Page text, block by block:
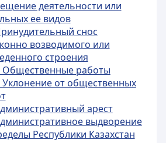
деятельности или
ее видов
снос
возводимого или
строения
Общественные работы
Уклонение от общественных
арест
выдворение
Республики Казахстан